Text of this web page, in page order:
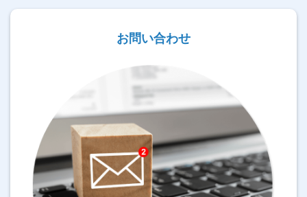
お問い合わせ